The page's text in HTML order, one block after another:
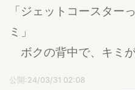
「ジェットコースター
ミ」
ボクの背中で、キミが
公開:24/03/31 02:08